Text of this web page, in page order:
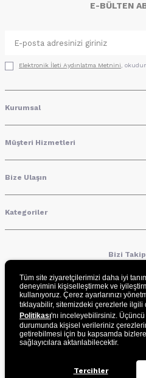
E-BÜLTEN
Elektronik İleti Aydınlatma Metni‌ni,
Kurumsal
Müşteri Hizmetleri
Bize Ulaşın
Kategoriler
Bizi
Tüm site ziyaretçilerimizi daha iyi
deneyimini kişiselleştirmek ve
kullanıyoruz. Çerez ayarlarınızı
tıklayabilir, sitemizdeki çerezlerle ilgili
Politikası'nı inceleyebilirsiniz.
durumunda kişisel verileriniz
getirebilmesi için bu kapsamda
sağlayıcılara aktarılabilecektir.
Tercihler